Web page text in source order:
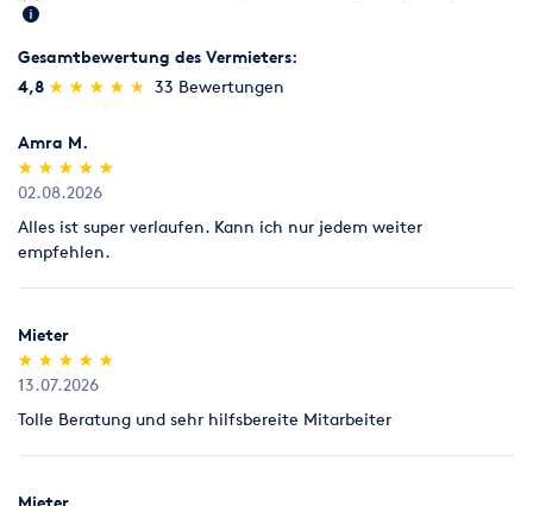
Gesamtbewertung des Vermieters:
4,8 (*)
★
★
(*) ★
★
(*) ★
★
(*) ★
★
(*) ★
★ 33 Bewertungen
Amra M.
(*)
★
★
(*) ★
★
(*) ★
★
(*) ★
★
(*) ★
★
02.08.2026
Alles ist super verlaufen. Kann ich nur jedem weiter
empfehlen.
Mieter
(*)
★
★
(*) ★
★
(*) ★
★
(*) ★
★
(*) ★
★
13.07.2026
Tolle Beratung und sehr hilfsbereite Mitarbeiter
Mieter